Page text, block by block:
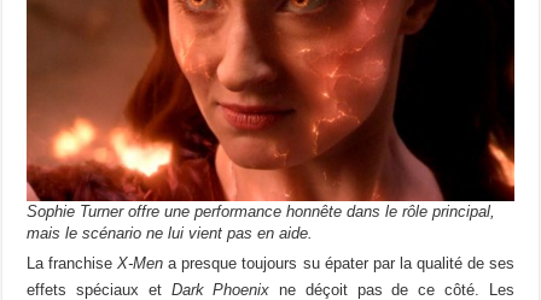
Sophie Turner offre une performance honnête dans le rôle principal,
mais le scénario ne lui vient pas en aide.
La franchiseX-Men a presque toujours su épater par la qualité de ses
effets spéciaux et Dark Phoenix ne déçoit pas de ce côté. Les